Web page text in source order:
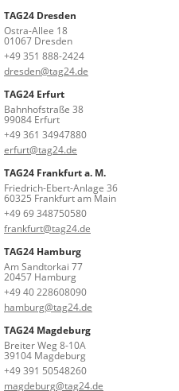
TAG24 Dresden
Ostra-Allee 18
01067 Dresden
+49 351 888-2424
dresden@tag24.de
TAG24 Erfurt
Bahnhofstraße 38
99084 Erfurt
+49 361 34947880
erfurt@tag24.de
TAG24 Frankfurt a. M.
Friedrich-Ebert-Anlage 36
60325 Frankfurt am Main
+49 69 348750580
frankfurt@tag24.de
TAG24 Hamburg
Am Sandtorkai 77
20457 Hamburg
+49 40 228608090
hamburg@tag24.de
TAG24 Magdeburg
Breiter Weg 8-10A
39104 Magdeburg
+49 391 50548260
magdeburg@tag24.de